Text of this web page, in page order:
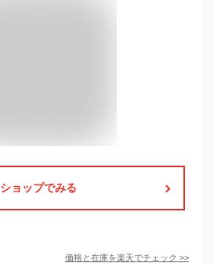
ショップでみる
価格と在庫を楽天でチェック >>